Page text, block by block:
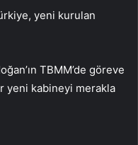
yeni kurulan
TBMM’de göreve
yeni kabineyi merakla